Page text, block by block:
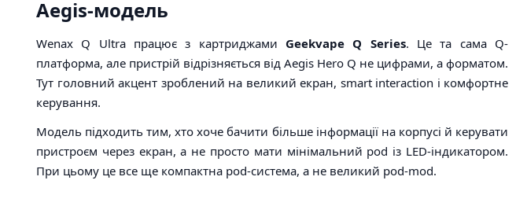
Aegis-модель
Wenax Q Ultra працює з картриджами Geekvape Q Series. Це та сама Q-
платформа, але пристрій відрізняється від Aegis Hero Q не цифрами, а форматом.
Тут головний акцент зроблений на великий екран, smart interaction і комфортне
керування.
Модель підходить тим, хто хоче бачити більше інформації на корпусі й керувати
пристроєм через екран, а не просто мати мінімальний pod із LED-індикатором.
При цьому це все ще компактна pod-система, а не великий pod-mod.